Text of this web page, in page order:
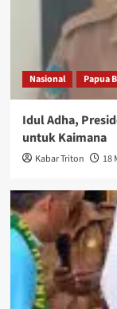
Nasional Papua
Idul Adha,
untuk Kaimana
Kabar Triton 18